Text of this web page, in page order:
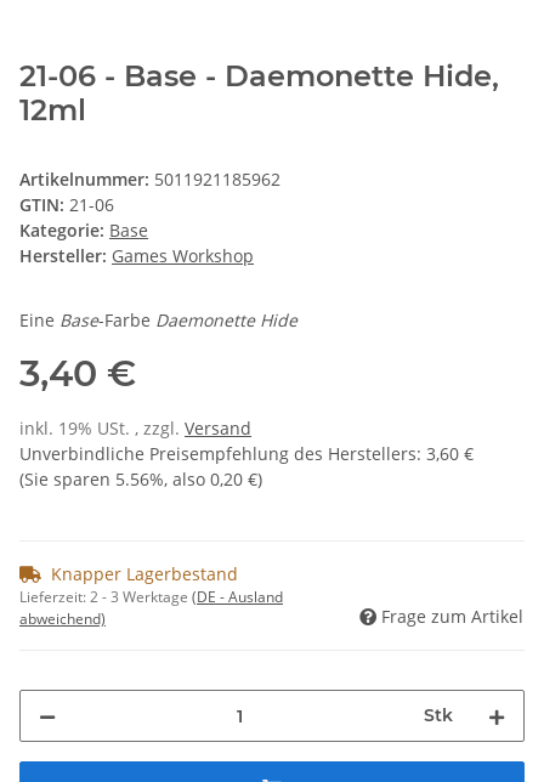
21-06 - Base - Daemonette Hide,
12ml
Artikelnummer: 5011921185962
GTIN: 21-06
Kategorie: Base
Hersteller: Games Workshop
Eine Base-Farbe Daemonette Hide
3,40 €
inkl. 19% USt. , zzgl. Versand
Unverbindliche Preisempfehlung des Herstellers: 3,60 €
(Sie sparen 5.56%, also 0,20 €)
Knapper Lagerbestand
Lieferzeit:2 - 3 Werktage (DE - Ausland
abweichend)
Frage zum Artikel
Stk